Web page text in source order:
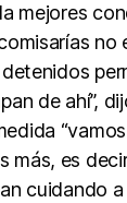
mejores
no
de ahí”,
más, es
cuidando